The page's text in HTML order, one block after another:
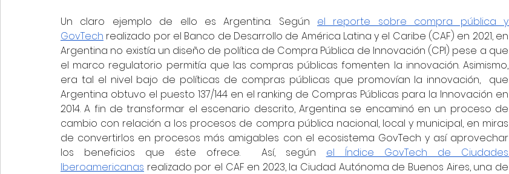
Un claro ejemplo de ello es Argentina. Según el reporte sobre compra pública y
GovTech realizado por el Banco de Desarrollo de América Latina y el Caribe (CAF) en 2021, en
Argentina no existía un diseño de política de Compra Pública de Innovación (CPI) pese a que
el marco regulatorio permitía que las compras públicas fomenten la innovación. Asimismo,
era tal el nivel bajo de políticas de compras públicas que promovían la innovación,  que
Argentina obtuvo el puesto 137/144 en el ranking de Compras Públicas para la Innovación en
2014. A fin de transformar el escenario descrito, Argentina se encaminó en un proceso de
cambio con relación a los procesos de compra pública nacional, local y municipal, en miras
de convertirlos en procesos más amigables con el ecosistema GovTech y así aprovechar
los beneficios que éste ofrece.  Así, según el Índice GovTech de Ciudades
Iberoamericanas realizado por el CAF en 2023, la Ciudad Autónoma de Buenos Aires, una de